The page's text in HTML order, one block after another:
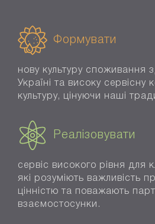
Формувати
нову культуру споживання
Україні та високу сервісну
культуру, цінуючи наші
Реалізовувати
сервіс високого рівня для
які розуміють важливість
цінністю та поважають
взаємостосунки.